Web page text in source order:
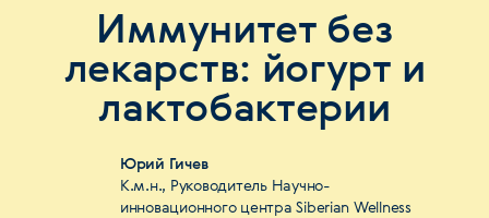
Иммунитет без
лекарств: йогурт и
лактобактерии
Юрий Гичев
К.м.н., Руководитель Научно-
инновационного центра Siberian Wellness